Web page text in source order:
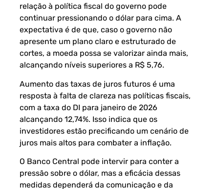
relação à política fiscal do governo pode
continuar pressionando o dólar para cima. A
expectativa é de que, caso o governo não
apresente um plano claro e estruturado de
cortes, a moeda possa se valorizar ainda mais,
alcançando níveis superiores a R$ 5,76.
Aumento das taxas de juros futuros é uma
resposta à falta de clareza nas políticas fiscais,
com a taxa do DI para janeiro de 2026
alcançando 12,74%. Isso indica que os
investidores estão precificando um cenário de
juros mais altos para combater a inflação.
O Banco Central pode intervir para conter a
pressão sobre o dólar, mas a eficácia dessas
medidas dependerá da comunicação e da